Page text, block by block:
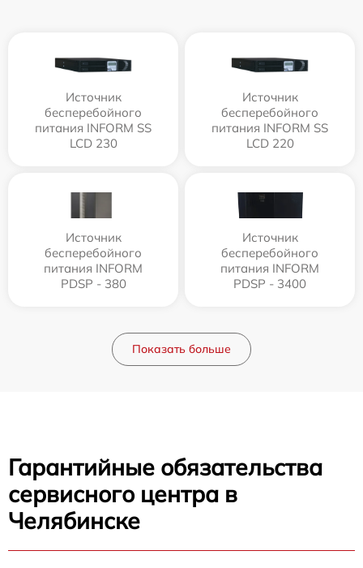
Источник
бесперебойного
питания INFORM SS
LCD 230
Источник
бесперебойного
питания INFORM SS
LCD 220
Источник
бесперебойного
питания INFORM
PDSP - 380
Источник
бесперебойного
питания INFORM
PDSP - 3400
Показать больше
Гарантийные обязательства
сервисного центра в
Челябинске